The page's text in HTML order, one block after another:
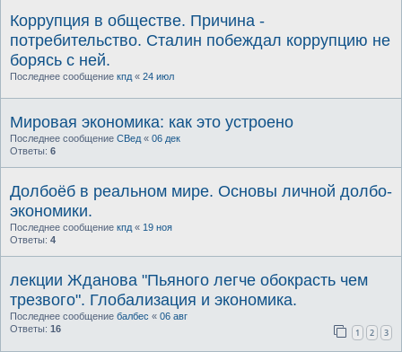
Коррупция в обществе. Причина -
потребительство. Сталин побеждал коррупцию не
борясь с ней.
Последнее сообщение кпд « 24 июл
Мировая экономика: как это устроено
Последнее сообщение СВед « 06 дек
Ответы: 6
Долбоёб в реальном мире. Основы личной долбо-
экономики.
Последнее сообщение кпд « 19 ноя
Ответы: 4
лекции Жданова "Пьяного легче обокрасть чем
трезвого". Глобализация и экономика.
Последнее сообщение балбес « 06 авг
Ответы: 16 1 2 3